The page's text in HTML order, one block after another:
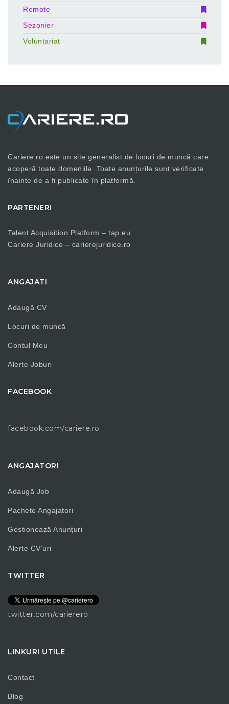
Remote
Sezonier
Voluntariat
Cariere.ro este un site generalist de locuri de muncă care
acoperă toate domeniile. Toate anunțurile sunt verificate
înainte de a fi publicate în platformă.
PARTENERI
Talent Acquisition Platform – tap.eu
Cariere Juridice – carierejuridice.ro
ANGAJATI
Adaugă CV
Locuri de muncă
Contul Meu
Alerte Joburi
FACEBOOK
facebook.com/cariere.ro
ANGAJATORI
Adaugă Job
Pachete Angajatori
Gestionează Anunțuri
Alerte CV’uri
TWITTER
twitter.com/carierero
LINKURI UTILE
Contact
Blog